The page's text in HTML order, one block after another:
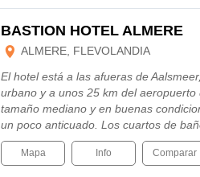
BASTION HOTEL ALMERE
ALMERE, FLEVOLANDIA
El hotel está a las afueras de
urbano y a unos 25 km del aeropuerto
tamaño mediano y en buenas
un poco anticuado. Los cuartos de
Mapa Info Comparar